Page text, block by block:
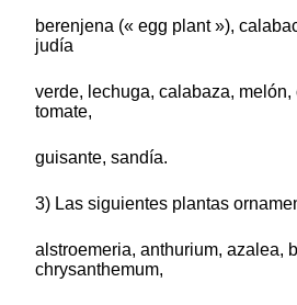
berenjena (« egg plant »),
judía
verde, lechuga, calabaza,
tomate,
guisante, sandía.
3) Las siguientes plantas
alstroemeria, anthurium, azalea,
chrysanthemum,